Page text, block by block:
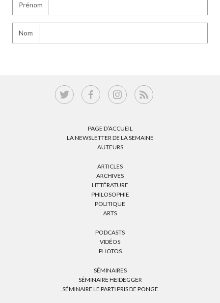
Prénom
Nom
PAGE D’ACCUEIL
LA NEWSLETTER DE LA SEMAINE
AUTEURS
ARTICLES
ARCHIVES
LITTÉRATURE
PHILOSOPHIE
POLITIQUE
ARTS
PODCASTS
VIDÉOS
PHOTOS
SÉMINAIRES
SÉMINAIRE HEIDEGGER
SÉMINAIRE LE PARTI PRIS DE PONGE